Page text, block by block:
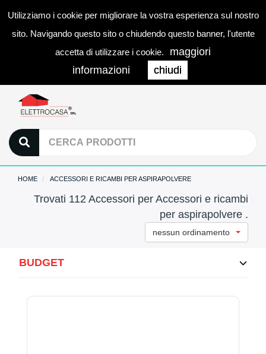
Utilizziamo i cookie per migliorare la vostra esperienza sul nostro
sito. Navigando questo sito o chiudendo questo banner, l'utente
accetta di utilizzare i cookie.
maggiori
informazioni
chiudi
0
HOME ACCESSORI E RICAMBI PER ASPIRAPOLVERE
Trovati 112 Accessori per Accessori e ricambi
per aspirapolvere .
nessun ordinamento
BUDGET